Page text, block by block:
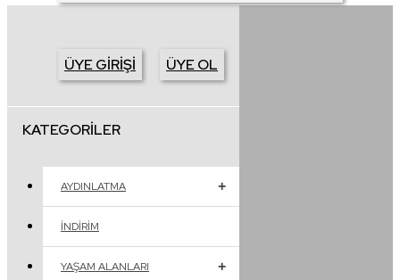
ÜYE GIRIŞI ÜYE OL
KATEGORILER
AYDINLATMA
İNDIRIM
YAŞAM ALANLARI